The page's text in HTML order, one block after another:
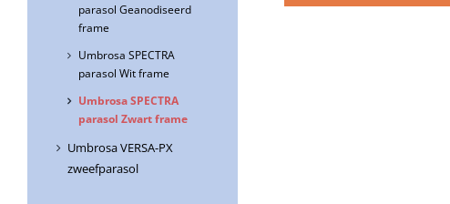
parasol Geanodiseerd
frame
Umbrosa SPECTRA
parasol Wit frame
Umbrosa SPECTRA
parasol Zwart frame
Umbrosa VERSA-PX
zweefparasol